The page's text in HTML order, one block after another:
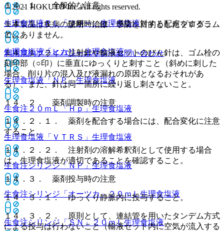
生理食塩液ＰＬ「フソー」生理食塩液
生理食塩液「ヒカリ」生理食塩液
生理食塩液「ＮＰ」生理食塩液
生食注２０ｍＬ「Ｈｐ」生理食塩液
生理食塩液「ＶＴＲＳ」 生理食塩液
生食注シリンジ「ＮＰ」生理食塩液
生食注シリンジ「オーツカ」２０ｍＬ生理食塩液
生食注シリンジ「ＳＮ」２０ｍＬ生理食塩液
１４．１． 全般的な注意
１４．１．１． 使用時には、感染に対する配慮をするこ
と。
１４．１．２． 注射針や輸液セットのびん針は、ゴム栓の
刻印部（○印）に垂直にゆっくりと刺すこと（斜めに刺した
場合、削り片の混入及び液漏れの原因となるおそれがあ
る）、また、針は同一箇所に繰り返し刺さないこと。
１４．２． 薬剤調製時の注意
１４．２．１． 薬剤を配合する場合には、配合変化に注意
すること。
１４．２．２． 注射剤の溶解希釈剤として使用する場合
は、生理食塩液が適切であることを確認すること。
１４．３． 薬剤投与時の注意
１４．３．１． ゆっくり静脈内に投与すること。
１４．３．２． 原則として、連結管を用いたタンデム方式
による投与は行わないこと（輸液セット内に空気が流入する
© 2021 HOKUTO Inc. All rights reserved.
※本製品は疾病の診断・治療・予防を目的としたプログラム
ではありません。
利用規約プライバシーポリシーお問い合わせ